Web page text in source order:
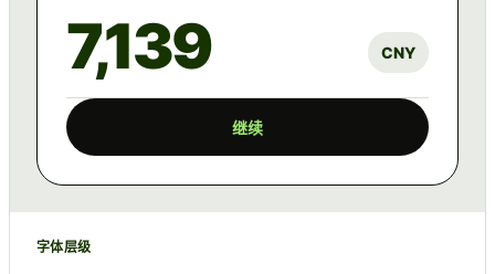
7,139 CNY
继续
字体层级